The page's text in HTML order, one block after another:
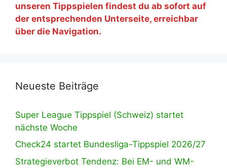
unseren Tippspielen findest du ab sofort auf
der entsprechenden Unterseite, erreichbar
über die Navigation.
Neueste Beiträge
Super League Tippspiel (Schweiz) startet
nächste Woche
Check24 startet Bundesliga-Tippspiel 2026/27
Strategieverbot Tendenz: Bei EM- und WM-